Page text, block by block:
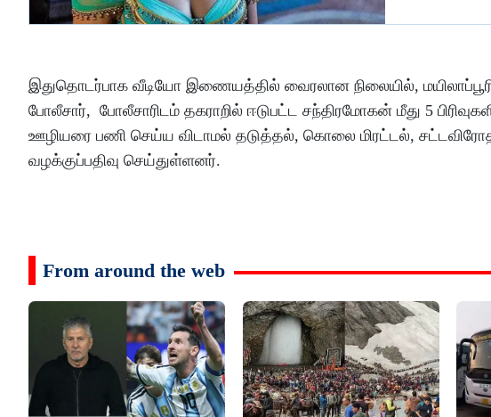
இதுதொடர்பாக வீடியோ இணையத்தில் வைரலான நிலையில்,
போலீசார், போலீசாரிடம் தகராறில் ஈடுபட்ட சந்திரமோகன் மீது 5
ஊழியரை பணி செய்ய விடாமல் தடுத்தல், கொலை மிரட்டல்,
வழக்குப்பதிவு செய்துள்ளனர்.
From around the web